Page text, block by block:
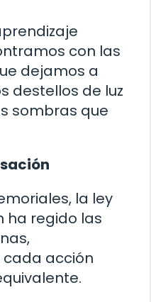
con las
dejamos a
destellos de luz
sombras que
la ley
ha regido las
acción